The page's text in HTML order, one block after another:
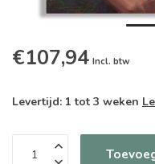
€107,94 Incl. btw
Levertijd: 1 tot 3 weken